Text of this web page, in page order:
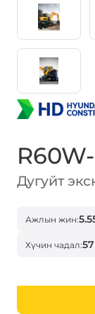
Дугуйт
Ажлын жин:
Хүчин чадал: